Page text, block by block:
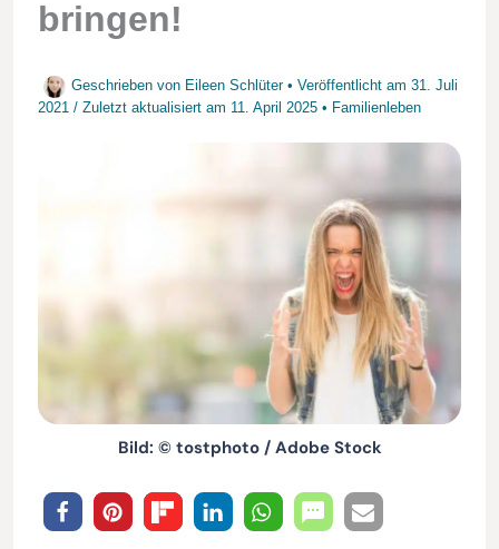
bringen!
Geschrieben von Eileen Schlüter • Veröffentlicht am 31. Juli
2021 / Zuletzt aktualisiert am 11. April 2025• Familienleben
Bild: © tostphoto / Adobe Stock